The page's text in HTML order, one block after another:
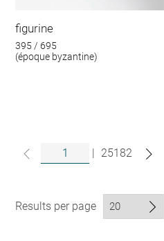
figurine
395 / 695
(époque byzantine)
| 25182
Results per page